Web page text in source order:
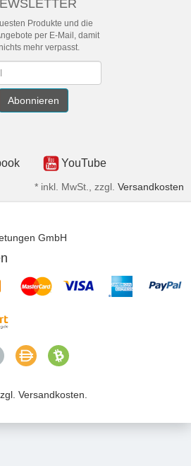
Produkte und die
per E-Mail, damit
nichts mehr verpasst.
Abonnieren
YouTube
* inkl. MwSt., zzgl. Versandkosten
Versandkosten.